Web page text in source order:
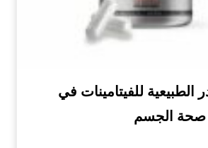
الطبيعية للفيتامينات في
صحة الجسم